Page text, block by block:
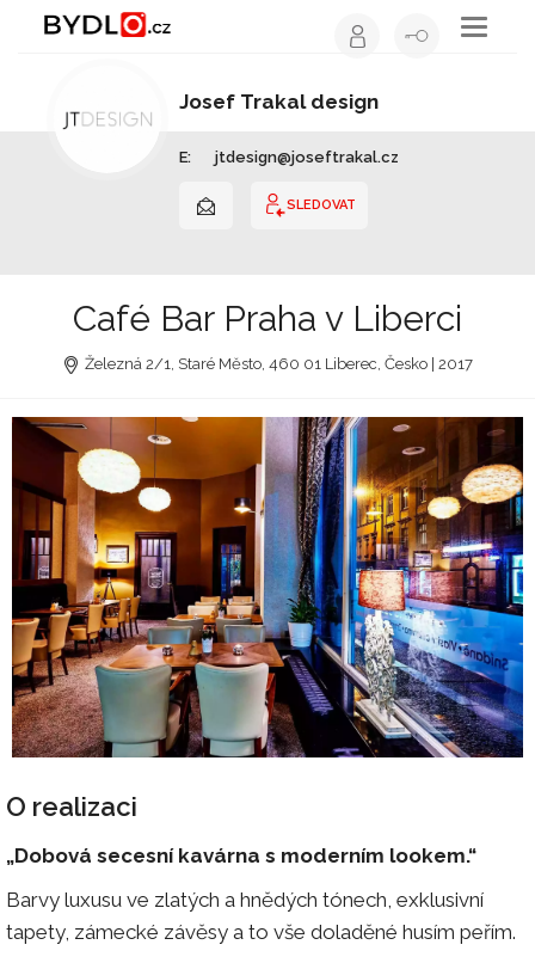
Toggle
Josef Trakal design
E: jtdesign@joseftrakal.cz
SLEDOVAT
Café Bar Praha v Liberci
Železná 2/1, Staré Město, 460 01 Liberec, Česko | 2017
O realizaci
„Dobová secesní kavárna s moderním lookem.“
Barvy luxusu ve zlatých a hnědých tónech, exklusivní
tapety, zámecké závěsy a to vše doladěné husím peřím.